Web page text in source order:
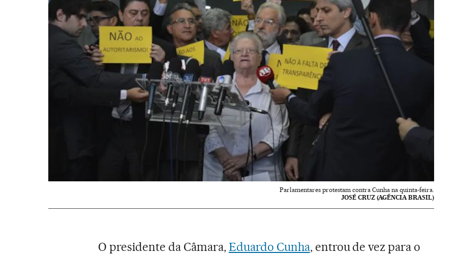
Parlamentares protestam contra Cunha na quinta-feira.
JOSÉ CRUZ (AGÊNCIA BRASIL)
O presidente da Câmara,Eduardo Cunha, entrou de vez para o